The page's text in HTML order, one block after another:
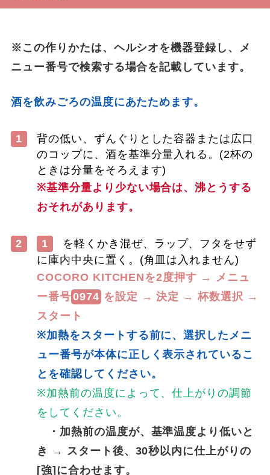
※この作りかたは、ヘルシオを機器登録し、メ
ニュー番号で検索する場合を記載しています。
酒を飲みごろの温度にあたためます。
1
背の低い、ずんぐりとした容器または広口
のコップに、酒を基準分量入れる。(2杯の
ときは分量をそろえます)
※基準分量より少ない場合は、沸とうする
おそれがあります。
2 1
を軽くかき混ぜ、ラップ、フタをせず
に庫内中央に置く。(角皿は入れません)
COCORO KITCHENを2度押す → メニュ
ー番号 0974 を設定 → 決定 → 杯数選択 →
スタート
※加熱をスタートする前に、選択したメニ
ュー番号が本体に正しく表示されているこ
とを確認してください。
※加熱前の温度によって、仕上がりの調節
をしてください。
・加熱前の温度が、基準温度より低いと
き → スタート後、30秒以内に仕上がりの
[強]に合わせます。